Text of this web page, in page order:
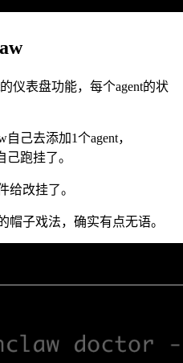
仪表盘功能，每个agent的状
己去添加1个agent，
己跑挂了。
给改挂了。
帽子戏法，确实有点无语。